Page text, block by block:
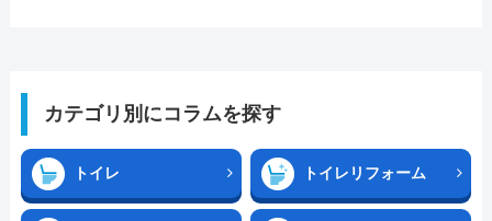
カテゴリ別にコラムを探す
トイレ トイレリフォーム